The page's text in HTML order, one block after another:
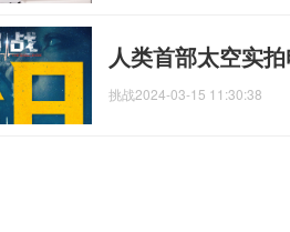
人类首部太空实
挑战2024-03-15 11:30:38